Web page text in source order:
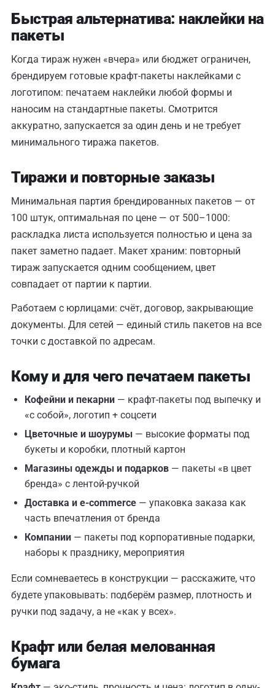
Быстрая альтернатива: наклейки на
пакеты
Когда тираж нужен «вчера» или бюджет ограничен,
брендируем готовые крафт-пакеты наклейками с
логотипом: печатаем наклейки любой формы и
наносим на стандартные пакеты. Смотрится
аккуратно, запускается за один день и не требует
минимального тиража пакетов.
Тиражи и повторные заказы
Минимальная партия брендированных пакетов — от
100 штук, оптимальная по цене — от 500–1000:
раскладка листа используется полностью и цена за
пакет заметно падает. Макет храним: повторный
тираж запускается одним сообщением, цвет
совпадает от партии к партии.
Работаем с юрлицами: счёт, договор, закрывающие
документы. Для сетей — единый стиль пакетов на все
точки с доставкой по адресам.
Кому и для чего печатаем пакеты
Кофейни и пекарни — крафт-пакеты под выпечку и
«с собой», логотип + соцсети
Цветочные и шоурумы — высокие форматы под
букеты и коробки, плотный картон
Магазины одежды и подарков — пакеты «в цвет
бренда» с лентой-ручкой
Доставка и e-commerce — упаковка заказа как
часть впечатления от бренда
Компании — пакеты под корпоративные подарки,
наборы к празднику, мероприятия
Если сомневаетесь в конструкции — расскажите, что
будете упаковывать: подберём размер, плотность и
ручки под задачу, а не «как у всех».
Крафт или белая мелованная
бумага